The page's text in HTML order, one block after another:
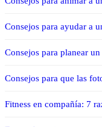
Consejos para ayudar a
Consejos para planear
Consejos para que las
Fitness en compañía: 7